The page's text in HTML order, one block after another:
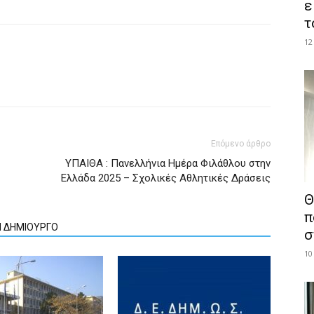
Επόμενο άρθρο
ΥΠΑΙΘΑ : Πανελλήνια Ημέρα Φιλάθλου στην
Ελλάδα 2025 – Σχολικές Αθλητικές Δράσεις
ΔΗΜΙΟΥΡΓΟ